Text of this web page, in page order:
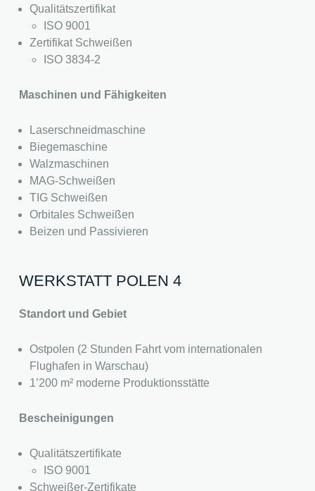
Qualitätszertifikat
ISO 9001
Zertifikat Schweißen
ISO 3834-2
Maschinen und Fähigkeiten
Laserschneidmaschine
Biegemaschine
Walzmaschinen
MAG-Schweißen
TIG Schweißen
Orbitales Schweißen
Beizen und Passivieren
WERKSTATT POLEN 4
Standort und Gebiet
Ostpolen (2 Stunden Fahrt vom internationalen
Flughafen in Warschau)
1’200 m² moderne Produktionsstätte
Bescheinigungen
Qualitätszertifikate
ISO 9001
Schweißer-Zertifikate